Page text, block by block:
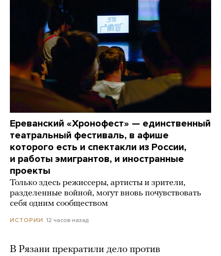
Ереванский «Хронофест» — единственный
театральный фестиваль, в афише
которого есть и спектакли из России,
и работы эмигрантов, и иностранные
проекты
Только здесь режиссеры, артисты и зрители,
разделенные войной, могут вновь почувствовать
себя одним сообществом
ИСТОРИИ 12 часов назад
В Рязани прекратили дело против